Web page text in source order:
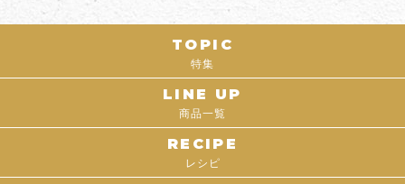
TOPIC
特集
LINE UP
商品一覧
RECIPE
レシピ